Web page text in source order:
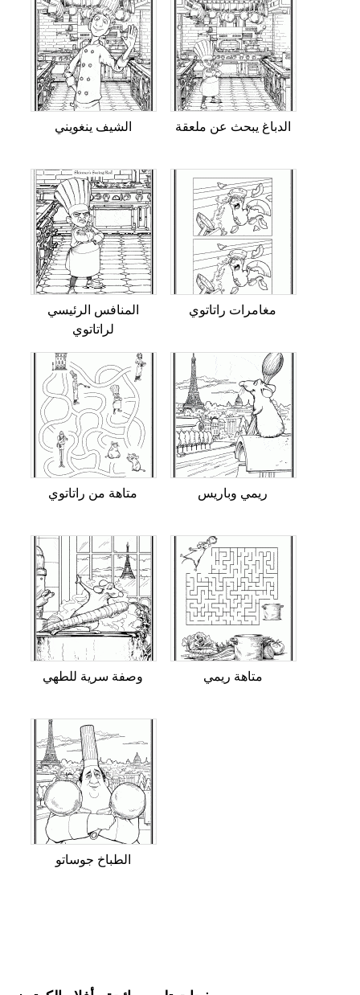
الشيف ينغويني الدباغ يبحث عن ملعقة
المنافس الرئيسي
لراتاتوي
مغامرات راتاتوي
متاهة من راتاتوي ريمي وباريس
وصفة سرية للطهي متاهة ريمي
الطباخ جوساتو